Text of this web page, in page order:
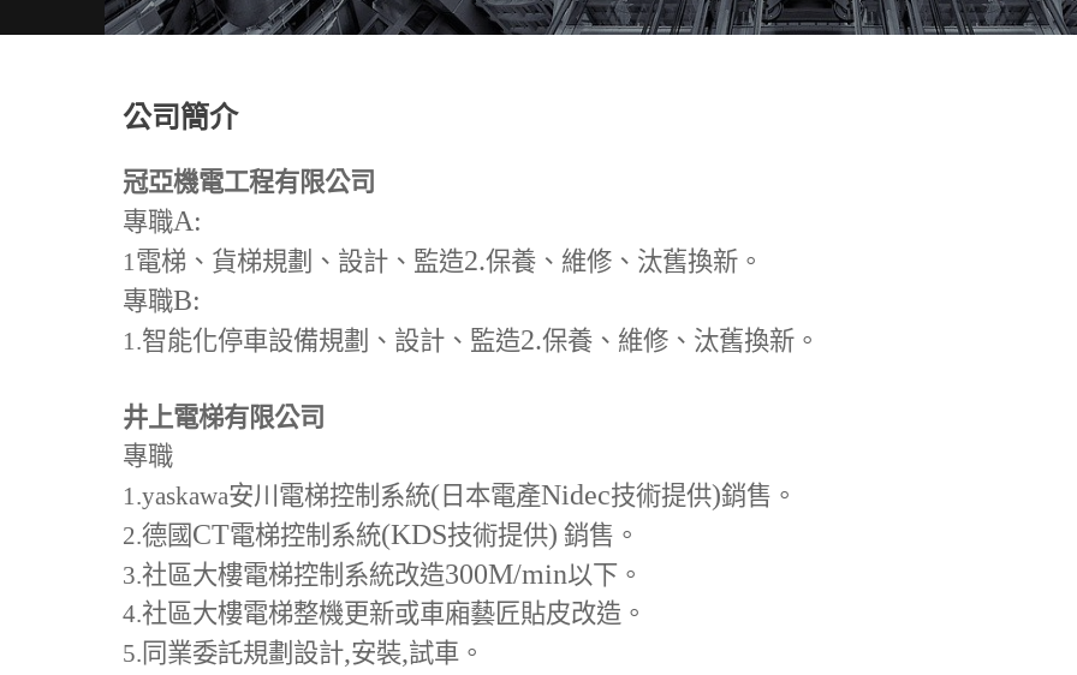
公司簡介
冠亞機電工程有限公司
專職A:
1電梯、貨梯規劃、設計、監造2.保養、維修、汰舊換新。
專職B:
1.智能化停車設備規劃、設計、監造2.保養、維修、汰舊換新。
井上電梯有限公司
專職
1.yaskawa安川電梯控制系統( 日本電產Nidec技術提供)銷售。
2.德國 CT電梯控制系統(KDS技術提供) 銷售。
3.社區大樓電梯控制系統改造300M/min以下。
4.社區大樓電梯整機更新或車廂藝匠貼皮改造。
5. 同業委託規劃設計,安裝,試車。